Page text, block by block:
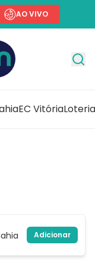
AO VIVO
EC Vitória
Adicionar